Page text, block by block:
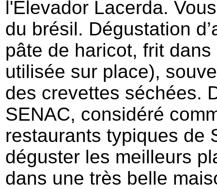
l'Elevador Lacerda.
du brésil. Dégustation
pâte de haricot, frit
utilisée sur place),
des crevettes séchées.
SENAC, considéré
restaurants typiques de
déguster les meilleurs
dans une très belle